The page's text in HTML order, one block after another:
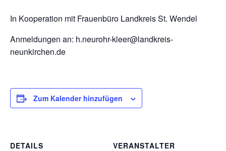
In Kooperation mit Frauenbüro Landkreis St. Wendel
Anmeldungen an: h.neurohr-kleer@landkreis-
neunkirchen.de
Zum Kalender hinzufügen
DETAILS
VERANSTALTER